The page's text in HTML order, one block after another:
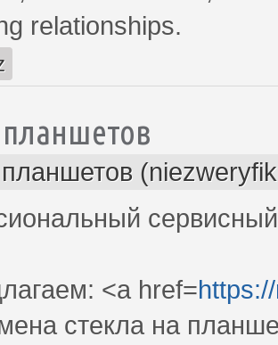
relationships.
<a href=
стекла на